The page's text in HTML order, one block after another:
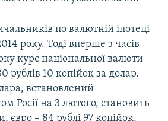
по валютній іпотеці
року. Тоді вперше з часів
курс національної валюти
рублів 10 копійок за долар.
встановлений
Росії на 3 лютого, становить
євро – 84 рублі 97 копійок.